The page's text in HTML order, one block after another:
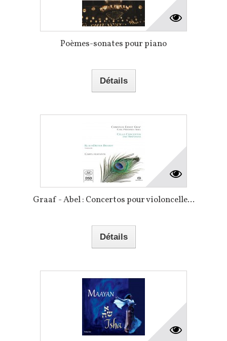
Poèmes-sonates pour piano
Détails
Graaf - Abel : Concertos pour violoncelle...
Détails